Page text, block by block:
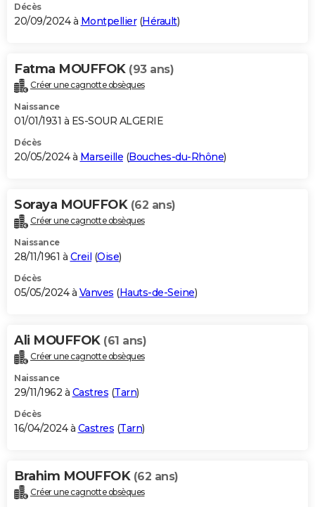
Décès
20/09/2024 à Montpellier(Hérault)
Fatma MOUFFOK (93 ans)
Créer une cagnotte obsèques
Naissance
01/01/1931 à ES-SOUR ALGERIE
Décès
20/05/2024 à Marseille (Bouches-du-Rhône)
Soraya MOUFFOK (62 ans)
Créer une cagnotte obsèques
Naissance
28/11/1961 à Creil (Oise)
Décès
05/05/2024 à Vanves (Hauts-de-Seine)
Ali MOUFFOK (61 ans)
Créer une cagnotte obsèques
Naissance
29/11/1962 à Castres (Tarn)
Décès
16/04/2024 à Castres (Tarn)
Brahim MOUFFOK (62 ans)
Créer une cagnotte obsèques